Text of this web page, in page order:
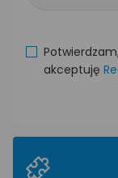
akceptuję